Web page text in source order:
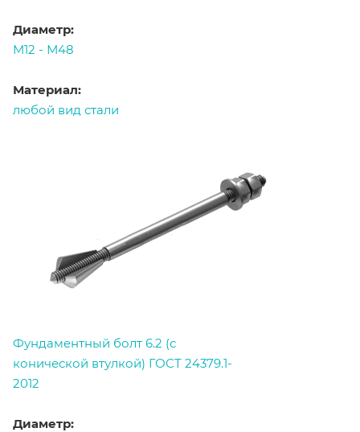
Диаметр:
М12 - М48
Материал:
любой вид стали
Фундаментный болт 6.2 (с
конической втулкой) ГОСТ 24379.1-
2012
Диаметр: